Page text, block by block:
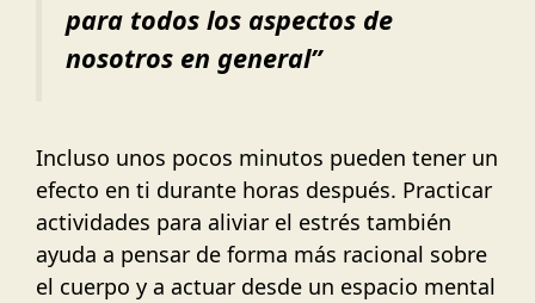
para todos los aspectos de
nosotros en general”
Incluso unos pocos minutos pueden tener un
efecto en ti durante horas después. Practicar
actividades para aliviar el estrés también
ayuda a pensar de forma más racional sobre
el cuerpo y a actuar desde un espacio mental